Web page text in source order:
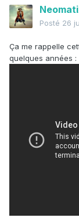
Posté 26
Ça me rappelle
quelques années :